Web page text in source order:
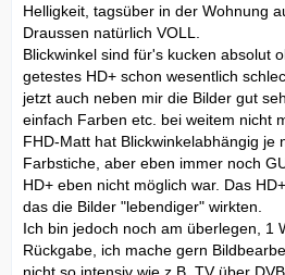
Helligkeit, tagsüber in der Wohnung
Draussen natürlich VOLL.
Blickwinkel sind für's kucken absolut
getestes HD+ schon wesentlich
jetzt auch neben mir die Bilder gut
einfach Farben etc. bei weitem nicht
FHD-Matt hat Blickwinkelabhängig je
Farbstiche, aber eben immer noch
HD+ eben nicht möglich war. Das
das die Bilder "lebendiger" wirkten.
Ich bin jedoch noch am überlegen, 1
Rückgabe, ich mache gern
nicht so intensiv wie z.B. TV über